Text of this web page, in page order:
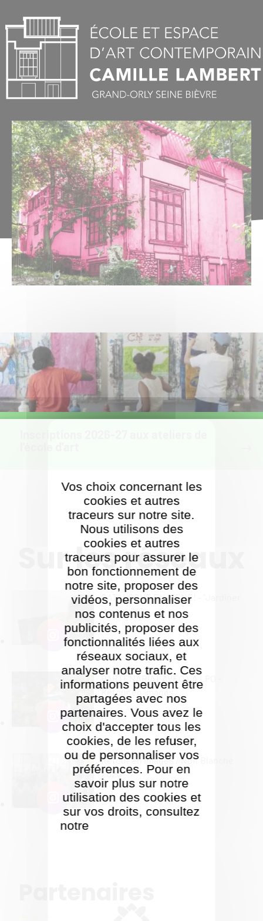
Vos choix concernant les
cookies et autres
traceurs sur notre site.
Nous utilisons des
cookies et autres
traceurs pour assurer le
bon fonctionnement de
notre site, proposer des
vidéos, personnaliser
nos contenus et nos
publicités, proposer des
fonctionnalités liées aux
réseaux sociaux, et
analyser notre trafic. Ces
informations peuvent être
partagées avec nos
partenaires. Vous avez le
choix d'accepter tous les
cookies, de les refuser,
ou de personnaliser vos
préférences. Pour en
savoir plus sur notre
utilisation des cookies et
sur vos droits, consultez
notre
Sur les réseaux
CATALOGUE EN LIGNE! - "Jardiner
les seuils"
PARTENARIAT AVEC LA LPO -
Retour en images
Retour en images / Nuit Blanche
2026